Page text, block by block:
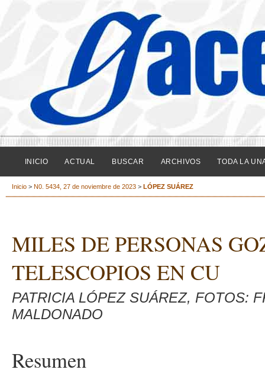
INICIO ACTUAL BUSCAR ARCHIVOS TODA LA
Inicio > N0. 5434, 27 de noviembre de 2023 > LÓPEZ SUÁREZ
MILES DE PERSONAS
TELESCOPIOS EN CU
PATRICIA LÓPEZ SUÁREZ, FOTOS:
MALDONADO
Resumen